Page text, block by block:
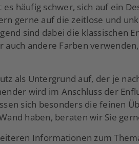
häufig schwer, sich auf ein
gerne auf die zeitlose und
sind dabei die klassischen
auch andere Farben
als Untergrund auf, der je
wird im Anschluss der
sich besonders die feinen
haben, beraten wir Sie
Informationen zum